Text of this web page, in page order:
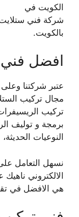
الكويت في
شركة فني ستلايت
بالكويت.
افضل فني
عتبر شركتنا
مجال تركيب
تركيب
برمجة و توليف
النوعيات الحديثة،
نسهل التعامل
الالكتروني
هي الافضل في